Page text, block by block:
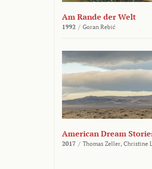
Am Rande der Welt
1992 / Goran Rebić
American Dream
2017 / Thomas Zeller, Christine